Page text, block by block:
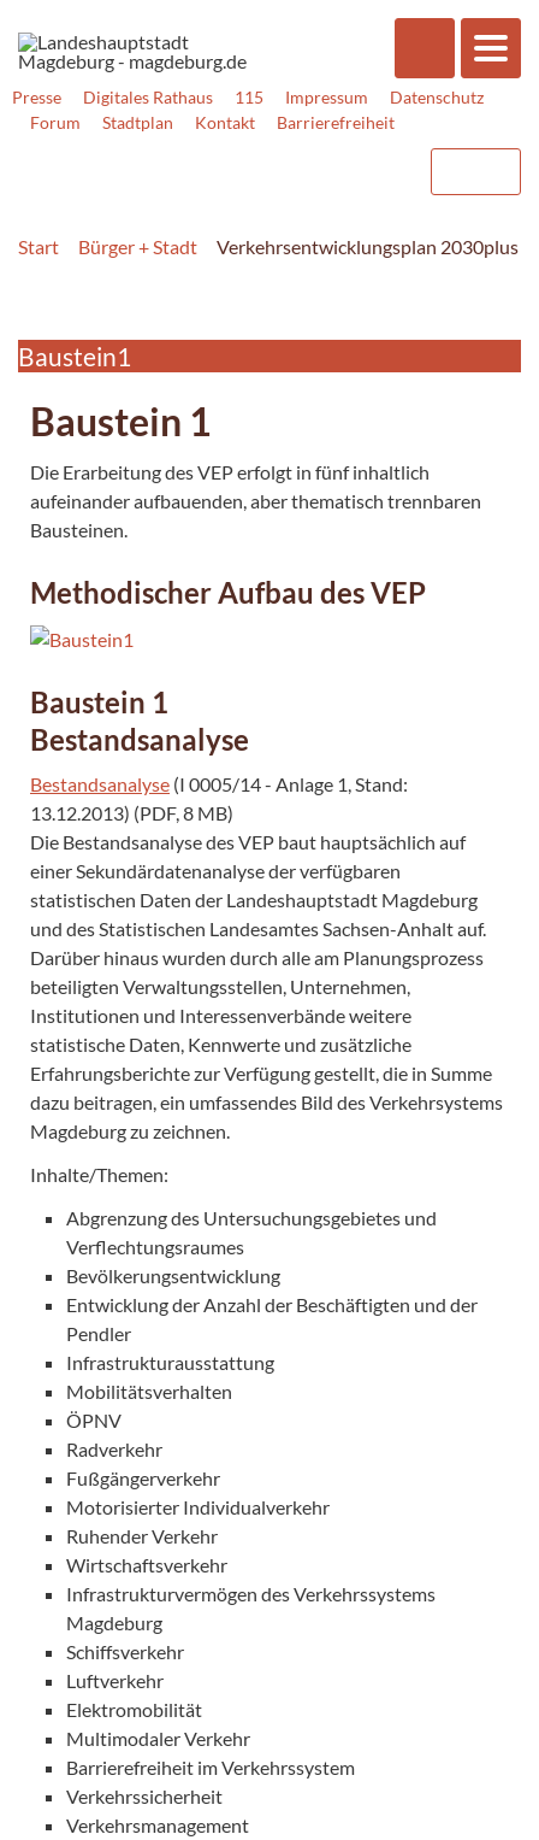
Presse Digitales Rathaus 115 Impressum
Datenschutz
Forum
Stadtplan Kontakt Barrierefreiheit
Start Bürger + Stadt Verkehrsentwicklungsplan 2030plus -
Baustein1
Baustein 1
Die Erarbeitung des VEP erfolgt in fünf inhaltlich
aufeinander aufbauenden, aber thematisch trennbaren
Bausteinen.
Methodischer Aufbau des VEP
Baustein 1
Bestandsanalyse
Bestandsanalyse (I 0005/14 - Anlage 1, Stand:
13.12.2013) (PDF, 8 MB)
Die Bestandsanalyse des VEP baut hauptsächlich auf
einer Sekundärdatenanalyse der verfügbaren
statistischen Daten der Landeshauptstadt Magdeburg
und des Statistischen Landesamtes Sachsen-Anhalt auf.
Darüber hinaus wurden durch alle am Planungsprozess
beteiligten Verwaltungsstellen, Unternehmen,
Institutionen und Interessenverbände weitere
statistische Daten, Kennwerte und zusätzliche
Erfahrungsberichte zur Verfügung gestellt, die in Summe
dazu beitragen, ein umfassendes Bild des Verkehrsystems
Magdeburg zu zeichnen.
Inhalte/Themen:
Abgrenzung des Untersuchungsgebietes und
Verflechtungsraumes
Bevölkerungsentwicklung
Entwicklung der Anzahl der Beschäftigten und der
Pendler
Infrastrukturausstattung
Mobilitätsverhalten
ÖPNV
Radverkehr
Fußgängerverkehr
Motorisierter Individualverkehr
Ruhender Verkehr
Wirtschaftsverkehr
Infrastrukturvermögen des Verkehrssystems
Magdeburg
Schiffsverkehr
Luftverkehr
Elektromobilität
Multimodaler Verkehr
Barrierefreiheit im Verkehrssystem
Verkehrssicherheit
Verkehrsmanagement